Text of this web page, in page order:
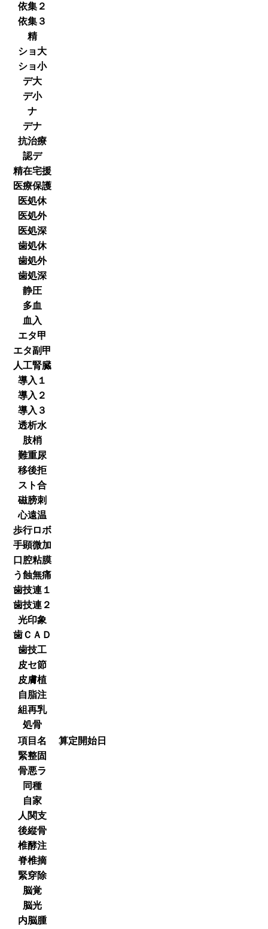
依集２
依集３
精
ショ大
ショ小
デ大
デ小
ナ
デナ
抗治療
認デ
精在宅援
医療保護
医処休
医処外
医処深
歯処休
歯処外
歯処深
静圧
多血
血入
エタ甲
エタ副甲
人工腎臓
導入１
導入２
導入３
透析水
肢梢
難重尿
移後拒
スト合
磁膀刺
心遠温
歩行ロボ
手顕微加
口腔粘膜
う蝕無痛
歯技連１
歯技連２
光印象
歯ＣＡＤ
歯技工
皮セ節
皮膚植
自脂注
組再乳
処骨
項目名
算定開始日
緊整固
骨悪ラ
同種
自家
人関支
後縦骨
椎酵注
脊椎摘
緊穿除
脳覚
脳光
内脳腫